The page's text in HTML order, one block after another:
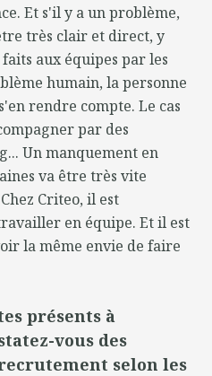
Et s'il y a un problème,
très clair et direct, y
aux équipes par les
humain, la personne
rendre compte. Le cas
par des
Un manquement en
va être très vite
Criteo, il est
en équipe. Et il est
la même envie de faire
présents à
vous des
selon les